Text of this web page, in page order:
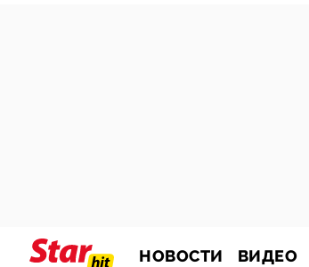
НОВОСТИ ВИДЕО